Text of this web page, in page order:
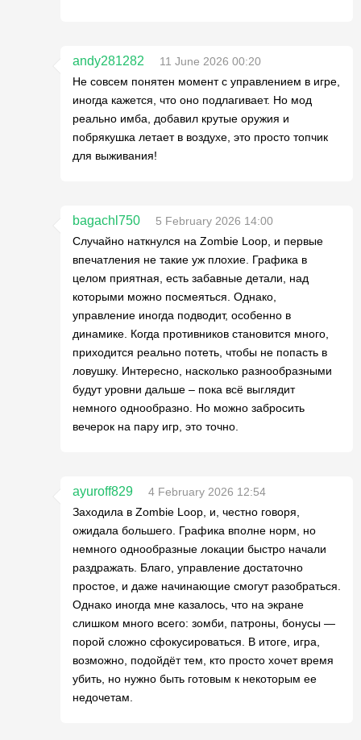
andy281282
11 June 2026 00:20
Не совсем понятен момент с управлением в игре,
иногда кажется, что оно подлагивает. Но мод
реально имба, добавил крутые оружия и
побрякушка летает в воздухе, это просто топчик
для выживания!
bagachl750
5 February 2026 14:00
Случайно наткнулся на Zombie Loop, и первые
впечатления не такие уж плохие. Графика в
целом приятная, есть забавные детали, над
которыми можно посмеяться. Однако,
управление иногда подводит, особенно в
динамике. Когда противников становится много,
приходится реально потеть, чтобы не попасть в
ловушку. Интересно, насколько разнообразными
будут уровни дальше – пока всё выглядит
немного однообразно. Но можно забросить
вечерок на пару игр, это точно.
ayuroff829
4 February 2026 12:54
Заходила в Zombie Loop, и, честно говоря,
ожидала большего. Графика вполне норм, но
немного однообразные локации быстро начали
раздражать. Благо, управление достаточно
простое, и даже начинающие смогут разобраться.
Однако иногда мне казалось, что на экране
слишком много всего: зомби, патроны, бонусы —
порой сложно сфокусироваться. В итоге, игра,
возможно, подойдёт тем, кто просто хочет время
убить, но нужно быть готовым к некоторым ее
недочетам.